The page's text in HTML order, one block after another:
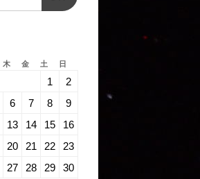
木 金 土 日
1
2
6 7 8
9
13 14 15
16
20 21 22
23
27 28 29 30